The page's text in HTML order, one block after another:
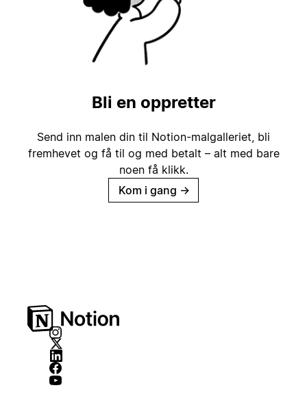
Bli en oppretter
Send inn malen din til Notion-malgalleriet, bli
fremhevet og få til og med betalt – alt med bare
noen få klikk.
Kom i gang →